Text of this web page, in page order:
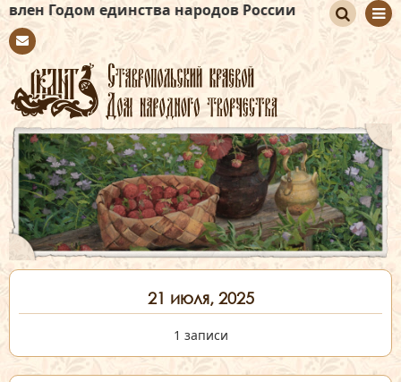
единства народов России
tact
иск
21 июля, 2025
1 записи